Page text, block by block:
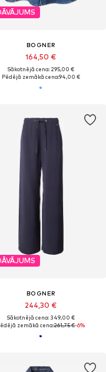
BOGNER
164,50 €
Sākotnējā cena: 295,00 €
Pēdējā zemākā cena:94,00 €
BOGNER
244,30 €
Sākotnējā cena: 349,00 €
zemākā cena:261,75 €-6%